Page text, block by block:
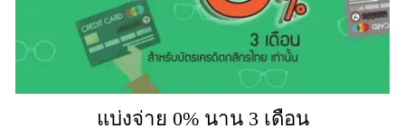
แบ่งจ่าย 0% นาน 3 เดือน